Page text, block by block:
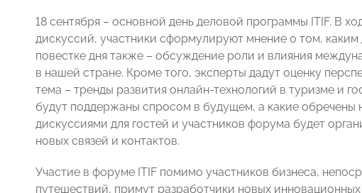
18 сентября – основной день деловой программы ITIF. В
дискуссий, участники сформулируют мнение о том,
повестке дня также – обсуждение роли и влияния
в нашей стране. Кроме того, эксперты дадут оценку
тема – тренды развития онлайн-технологий в туризме и
будут поддержаны спросом в будущем, а какие
дискуссиями для гостей и участников форума будет
новых связей и контактов.
Участие в форуме ITIF помимо участников бизнеса,
путешествий, примут разработчики новых